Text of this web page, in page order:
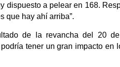
dispuesto a pelear en 168.
que hay ahí arriba”.
de la revancha del 20
tener un gran impacto en